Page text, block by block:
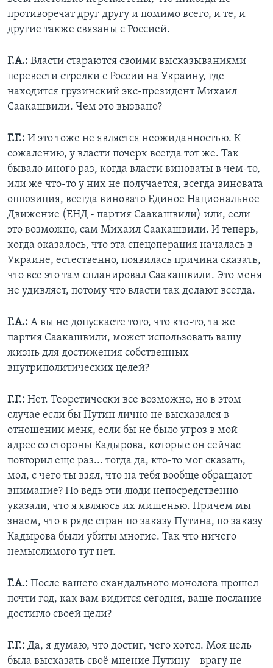
противоречат друг другу и помимо всего, и те, и
другие также связаны с Россией.
Г.А.: Власти стараются своими высказываниями
перевести стрелки с России на Украину, где
находится грузинский экс-президент Михаил
Саакашвили. Чем это вызвано?
Г.Г.: И это тоже не является неожиданностью. К
сожалению, у власти почерк всегда тот же. Так
бывало много раз, когда власти виноваты в чем-то,
или же что-то у них не получается, всегда виновата
оппозиция, всегда виновато Единое Национальное
Движение (ЕНД - партия Саакашвили) или, если
это возможно, сам Михаил Саакашвили. И теперь,
когда оказалось, что эта спецоперация началась в
Украине, естественно, появилась причина сказать,
что все это там спланировал Саакашвили. Это меня
не удивляет, потому что власти так делают всегда.
Г.А.: А вы не допускаете того, что кто-то, та же
партия Саакашвили, может использовать вашу
жизнь для достижения собственных
внутриполитических целей?
Г.Г.: Нет. Теоретически все возможно, но в этом
случае если бы Путин лично не высказался в
отношении меня, если бы не было угроз в мой
адрес со стороны Кадырова, которые он сейчас
повторил еще раз... тогда да, кто-то мог сказать,
мол, с чего ты взял, что на тебя вообще обращают
внимание? Но ведь эти люди непосредственно
указали, что я являюсь их мишенью. Причем мы
знаем, что в ряде стран по заказу Путина, по заказу
Кадырова были убиты многие. Так что ничего
немыслимого тут нет.
Г.А.: После вашего скандального монолога прошел
почти год, как вам видится сегодня, ваше послание
достигло своей цели?
Г.Г.: Да, я думаю, что достиг, чего хотел. Моя цель
была высказать своё мнение Путину – врагу не